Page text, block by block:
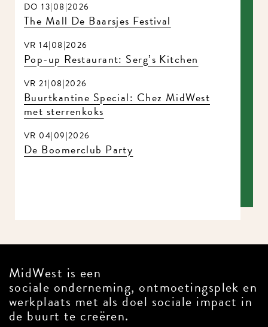
DO 13|08|2026
The Mall De Baarsjes Festival
VR 14|08|2026
Pop-up Restaurant: Serg’s Kitchen
VR 21|08|2026
Buurtkantine Special: Chez MidWest
met sterrenkoks
VR 04|09|2026
De Boomerclub Party
MidWest is een
sociale onderneming, ontmoetingsplek en
werkplaats met als doel sociale impact in
de buurt te creëren.